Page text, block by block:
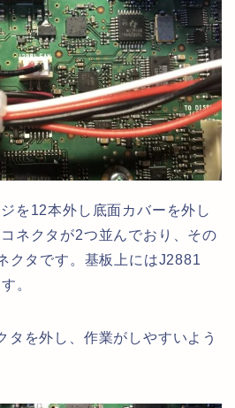
を12本外し底面カバーを外し
ネクタが2つ並んでおり、その
クタです。基板上にはJ2881
。
タを外し、作業がしやすいよう